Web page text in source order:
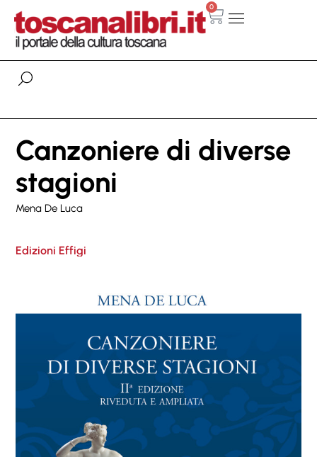
0
Canzoniere di diverse
stagioni
Mena De Luca
Edizioni Effigi